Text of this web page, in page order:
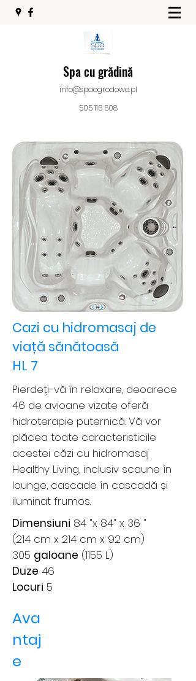
Spa cu grădină
info@spaogrodowe.pl
505 116 608
Cazi cu hidromasaj de
viață sănătoasă
HL 7
Pierdeți-vă în relaxare, deoarece
46 de avioane vizate oferă
hidroterapie puternică. Vă vor
plăcea toate caracteristicile
acestei căzi cu hidromasaj
Healthy Living, inclusiv scaune în
lounge, cascade în cascadă și
iluminat frumos.
Dimensiuni 84 "x 84" x 36 "
(214 cm x 214 cm x 92 cm)
305 galoane (1155 L)
Duze 46
Locuri 5
Ava
ntaj
e